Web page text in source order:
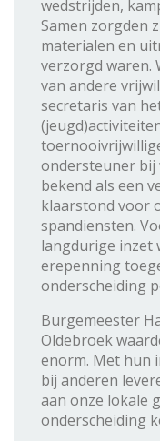
wedstrijden,
Samen zorgden
materialen en
verzorgd waren.
van andere
secretaris van
ondersteuner bij
bekend als een
klaarstond voor
spandiensten.
langdurige inzet
erepenning
onderscheiding
Burgemeester
Oldebroek
enorm. Met hun
bij anderen
aan onze lokale
onderscheiding